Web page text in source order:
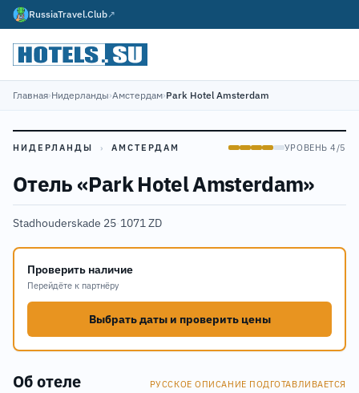
RussiaTravel.Club↗
Главная›Нидерланды›Амстердам›Park Hotel Amsterdam
НИДЕРЛАНДЫ › АМСТЕРДАМ УРОВЕНЬ 4/5
Отель «Park Hotel Amsterdam»
Stadhouderskade 25·1071 ZD
Проверить наличие
Перейдёте к партнёру
Выбрать даты и проверить цены
Об отеле РУССКОЕ ОПИСАНИЕ ПОДГОТАВЛИВАЕТСЯ